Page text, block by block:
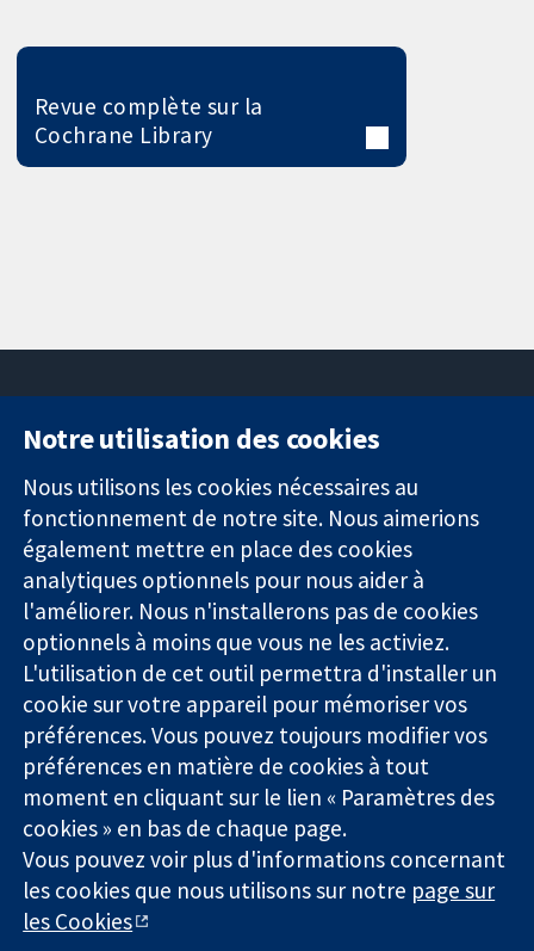
Revue complète sur la
Cochrane Library
Des données
probantes.
Des décisions
éclairées.
Une meilleure
santé.
11-13 Cavendish
Square
Londres
W1G0AN
Royaume-Uni
nous
Actualités
Service de
presse
Qui sommes-
nous
Offres
d'emploi
Library
La Collaboration Cochrane est une association caritative (n°
1045921) et une société à responsabilité limitée par garantie (n°
03044323) enregistrée en Angleterre et au Pays de Galles. Numéro
de TVA : GB 718 2127 49.
Copyright © 2026 The Cochrane Collaboration
Notre utilisation des cookies
Nous utilisons les cookies nécessaires au
fonctionnement de notre site. Nous aimerions
également mettre en place des cookies
analytiques optionnels pour nous aider à
l'améliorer. Nous n'installerons pas de cookies
optionnels à moins que vous ne les activiez.
L'utilisation de cet outil permettra d'installer un
cookie sur votre appareil pour mémoriser vos
préférences. Vous pouvez toujours modifier vos
préférences en matière de cookies à tout
moment en cliquant sur le lien « Paramètres des
cookies » en bas de chaque page.
Vous pouvez voir plus d'informations concernant
les cookies que nous utilisons sur notre page sur
les Cookies